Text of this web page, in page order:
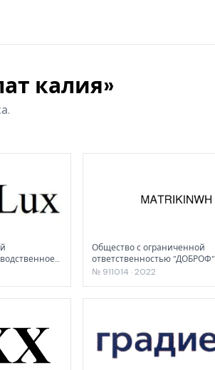
калия»
Общество с ограниченной
ответственностью "ДОБРОФ"
№ 911014 · 2022